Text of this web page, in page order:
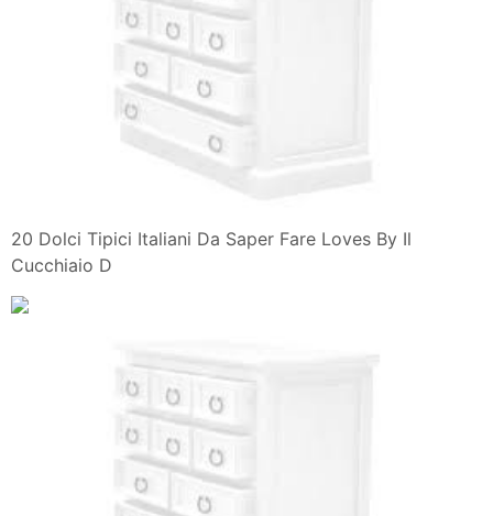
20 Dolci Tipici Italiani Da Saper Fare Loves By Il
Cucchiaio D